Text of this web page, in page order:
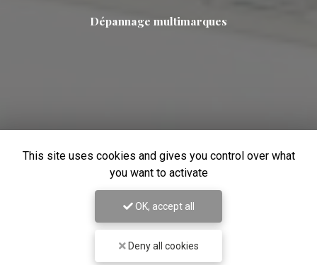
Dépannage multimarques
This site uses cookies and gives you control over what
you want to activate
OK, accept all
Deny all cookies